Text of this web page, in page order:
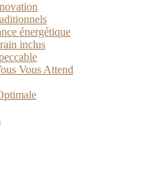
énergétique
inclus
Vous Attend